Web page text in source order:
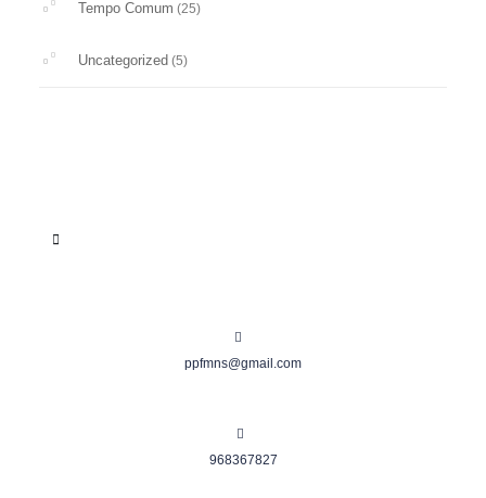
Tempo Comum (25)
Uncategorized (5)
ppfmns@gmail.com
968367827